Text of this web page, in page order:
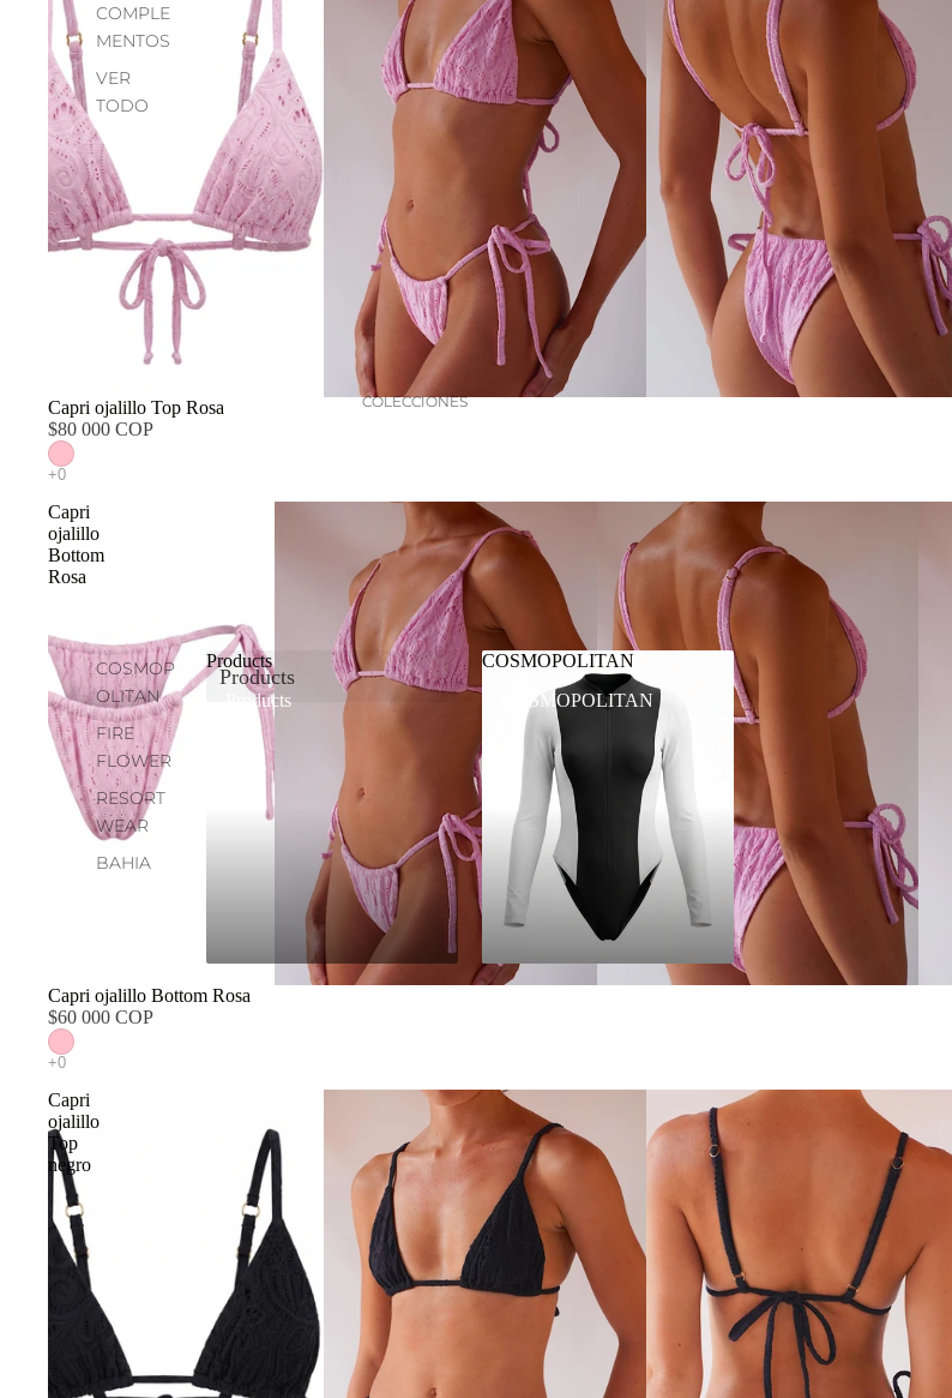
COMPLE
MENTOS
VER
TODO
COLECCIONES
COSMOP
OLITAN
FIRE
FLOWER
RESORT
WEAR
BAHIA
Products
Products
Products
COSMOPOLITAN
COSMOPOLITAN
Capri ojalillo Top Rosa
$80 000 COP
Capri
ojalillo
Bottom
Rosa
Capri ojalillo Bottom Rosa
$60 000 COP
Capri
ojalillo
Top
negro